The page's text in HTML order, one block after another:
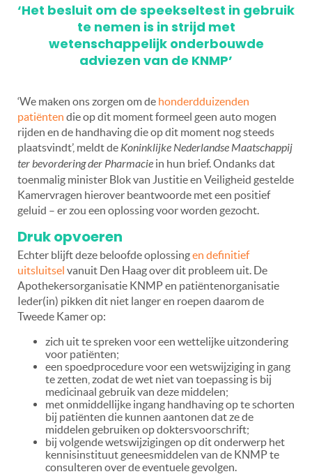
‘Het besluit om de speekseltest in gebruik
te nemen is in strijd met
wetenschappelijk onderbouwde
adviezen van de KNMP’
‘We maken ons zorgen om de honderdduizenden
patiënten die op dit moment formeel geen auto mogen
rijden en de handhaving die op dit moment nog steeds
plaatsvindt’, meldt de Koninklijke Nederlandse Maatschappij
ter bevordering der Pharmacie in hun brief. Ondanks dat
toenmalig minister Blok van Justitie en Veiligheid gestelde
Kamervragen hierover beantwoorde met een positief
geluid – er zou een oplossing voor worden gezocht.
Druk opvoeren
Echter blijft deze beloofde oplossingen definitief
uitsluitsel vanuit Den Haag over dit probleem uit. De
Apothekersorganisatie KNMP en patiëntenorganisatie
Ieder(in) pikken dit niet langer en roepen daarom de
Tweede Kamer op:
zich uit te spreken voor een wettelijke uitzondering
voor patiënten;
een spoedprocedure voor een wetswijziging in gang
te zetten, zodat de wet niet van toepassing is bij
medicinaal gebruik van deze middelen;
met onmiddellijke ingang handhaving op te schorten
bij patiënten die kunnen aantonen dat ze de
middelen gebruiken op doktersvoorschrift;
bij volgende wetswijzigingen op dit onderwerp het
kennisinstituut geneesmiddelen van de KNMP te
consulteren over de eventuele gevolgen.